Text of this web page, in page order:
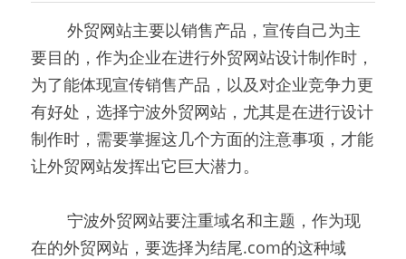
要目的，作为企业在进行外贸网站设计制作时，
为了能体现宣传销售产品，以及对企业竞争力更
有好处，选择宁波外贸网站，尤其是在进行设计
制作时，需要掌握这几个方面的注意事项，才能
让外贸网站发挥出它巨大潜力。
在的外贸网站，要选择为结尾.com的这种域